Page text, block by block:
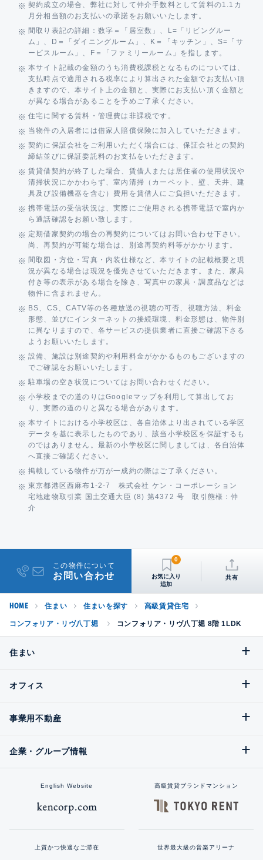
契約成立の場合、弊社に対して仲介手数料として賃料の1.1カ
月分相当額のお支払いの承諾をお願いいたします。
間取り表記の詳細：数字＝「居室数」、L=「リビングルー
ム」、D＝「ダイニングルーム」、K＝「キッチン」、S=「サ
ービスルーム」、F＝「ファミリールーム」を指します。
本サイト記載の金額のうち消費税課税となるものについては、
支払時点で適用される税率により算出された金額でお支払い頂
きますので、本サイト上の金額と、実際にお支払い頂く金額と
が異なる場合があることを予めご了承ください。
住宅に関する賃料・管理費は非課税です。
当物件の入居者には借家人賠償保険に加入していただきます。
契約に保証会社をご利用いただく場合には、保証会社との契約
締結並びに保証委託料のお支払をいただきます。
賃貸借契約が終了した場合、賃借人または居住者の使用状況や
清掃状況にかかわらず、室内清掃（カーペット、壁、天井、建
具及び設備機器を含む）費用を賃借人にご負担いただきます。
携帯電話の受信状況は、実際にご使用される携帯電話で室内か
ら通話確認をお願い致します。
定期借家契約の場合の再契約についてはお問い合わせ下さい。
尚、再契約が可能な場合は、別途再契約料等がかかります。
間取図・方位・写真・内装仕様など、本サイトの記載概要と現
況が異なる場合は現況を優先させていただきます。また、家具
付き等の表示がある場合を除き、写真中の家具・調度品などは
物件に含まれません。
BS、CS、CATV等の各種放送の視聴の可否、視聴方法、料金
形態、並びにインターネットの接続環境、料金形態は、物件別
に異なりますので、各サービスの提供業者に直接ご確認下さる
ようお願いいたします。
設備、施設は別途契約や利用料金がかかるものもございますの
でご確認をお願いいたします。
駐車場の空き状況についてはお問い合わせください。
小学校までの道のりはGoogleマップを利用して算出してお
り、実際の道のりと異なる場合があります。
本サイトにおける小学校区は、各自治体より出されている学区
データを基に表示したものであり、該当小学校区を保証するも
のではありません。最新の小学校区に関しましては、各自治体
へ直接ご確認ください。
掲載している物件が万が一成約の際はご了承ください。
東京都港区西麻布1-2-7 株式会社 ケン・コーポレーション
宅地建物取引業 国土交通大臣 (8) 第4372 号 取引態様：仲
介
この物件について
お問い合わせ
0
共有
HOME 住まい 住まいを探す 高級賃貸住宅
コンフォリア・リヴ八丁堀 コンフォリア・リヴ八丁堀 8階 1LDK
住まい
オフィス
事業用不動産
企業・グループ情報
English Website 高級賃貸ブランドマンション
上質かつ快適なご滞在 世界最大級の音楽アリーナ